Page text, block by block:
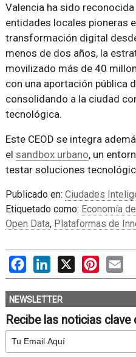
Valencia ha sido
entidades locales pioneras
transformación digital
menos de dos años, la
movilizado más de 40
con una aportación pública
consolidando a la ciudad
tecnológica.
Este CEOD se integra
el sandbox urbano, un
testar soluciones
Publicado en: Ciudades
Etiquetado como: Economía
Open Data, Plataformas de
FacebookLinkedIn
X Pinterest
NEWSLETTER
Recibe las noticias